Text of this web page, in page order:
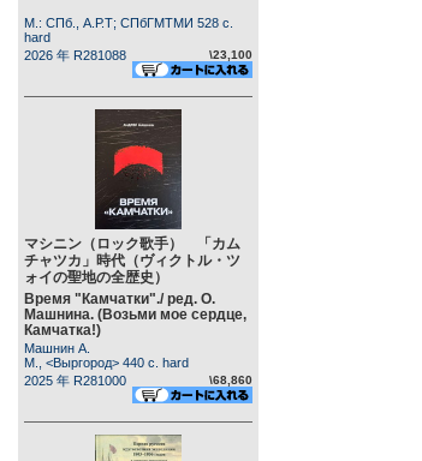
М.: СПб., А.Р.Т; СПбГМТМИ 528 c.
hard
2026 年 R281088
\23,100
マシニン（ロック歌手） 「カム
チャツカ」時代（ヴィクトル・ツ
ォイの聖地の全歴史）
Время "Камчатки"./ ред. О.
Машнина. (Возьми мое сердце,
Камчатка!)
Машнин А.
М., <Выргород> 440 c. hard
2025 年 R281000
\68,860